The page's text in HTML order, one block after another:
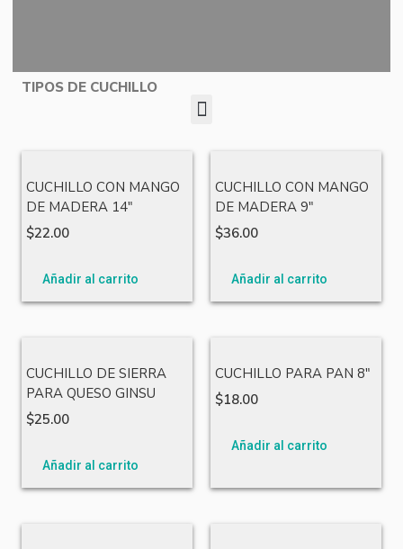
TIPOS DE CUCHILLO
CUCHILLO CON MANGO
DE MADERA 14″
$22.00
Añadir al carrito
CUCHILLO CON MANGO
DE MADERA 9″
$36.00
Añadir al carrito
CUCHILLO DE SIERRA
PARA QUESO GINSU
$25.00
Añadir al carrito
CUCHILLO PARA PAN 8″
$18.00
Añadir al carrito